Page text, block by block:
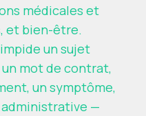
médicales et
et bien-être.
un sujet
mot de contrat,
un symptôme,
—